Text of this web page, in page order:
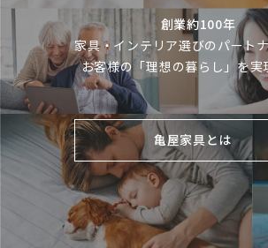
創業約100年
家具・インテリア選びのパート
お客様の「理想の暮らし」を実
亀屋家具とは